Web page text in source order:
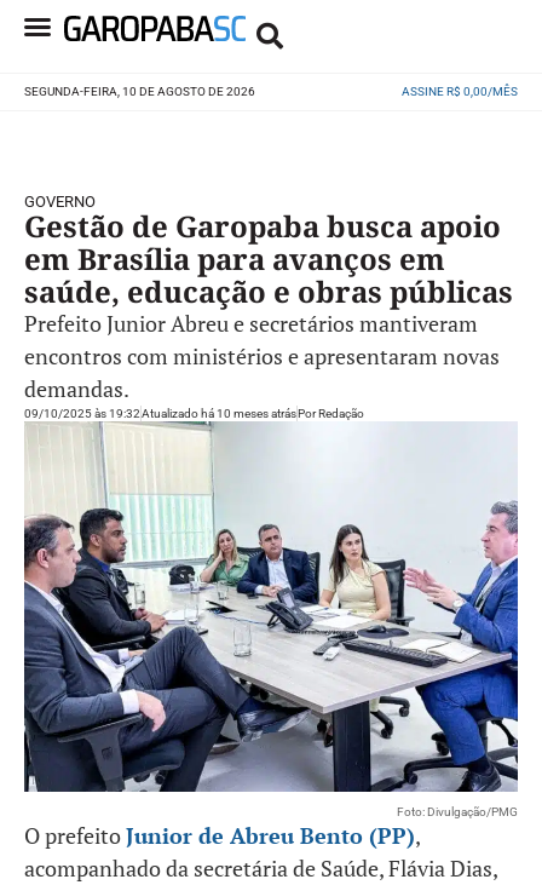
SEGUNDA-FEIRA, 10 DE AGOSTO DE 2026 ASSINE R$ 0,00/MÊS
GOVERNO
Gestão de Garopaba busca apoio
em Brasília para avanços em
saúde, educação e obras públicas
Prefeito Junior Abreu e secretários mantiveram
encontros com ministérios e apresentaram novas
demandas.
09/10/2025 às 19:32Atualizado há 10 meses atrásPorRedação
Foto: Divulgação/PMG
O prefeitoJunior de Abreu Bento (PP),
acompanhado da secretária de Saúde, Flávia Dias,